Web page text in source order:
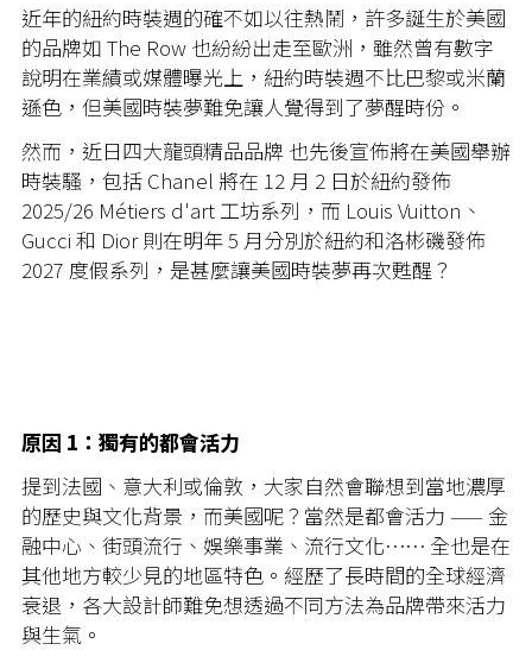
近年的紐約時裝週的確不如以往熱鬧，許多誕生於美國
的品牌如 The Row 也紛紛出走至歐洲，雖然曾有數字
說明在業績或媒體曝光上，紐約時裝週不比巴黎或米蘭
遜色，但美國時裝夢難免讓人覺得到了夢醒時份。
然而，近日四大龍頭精品品牌 也先後宣佈將在美國舉辦
時裝騷，包括 Chanel 將在 12 月 2 日於紐約發佈
2025/26 Métiers d'art 工坊系列，而 Louis Vuitton、
Gucci 和 Dior 則在明年 5 月分別於紐約和洛彬磯發佈
2027 度假系列，是甚麼讓美國時裝夢再次甦醒？
原因 1：獨有的都會活力
提到法國、意大利或倫敦，大家自然會聯想到當地濃厚
的歷史與文化背景，而美國呢？當然是都會活力 —— 金
融中心、街頭流行、娛樂事業、流行文化⋯⋯ 全也是在
其他地方較少見的地區特色。經歷了長時間的全球經濟
衰退，各大設計師難免想透過不同方法為品牌帶來活力
與生氣。